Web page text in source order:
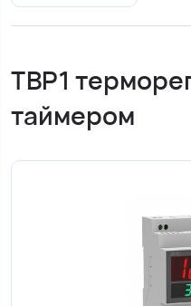
ТВР1
таймером